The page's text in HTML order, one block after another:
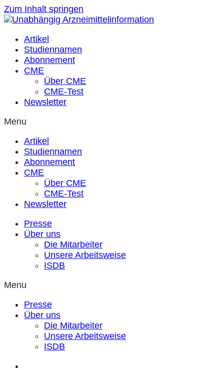
Zum Inhalt springen
Artikel
Studiennamen
Abonnement
CME
Über CME
CME-Test
Newsletter
Menu
Artikel
Studiennamen
Abonnement
CME
Über CME
CME-Test
Newsletter
Presse
Über uns
Die Mitarbeiter
Unsere Arbeitsweise
ISDB
Menu
Presse
Über uns
Die Mitarbeiter
Unsere Arbeitsweise
ISDB